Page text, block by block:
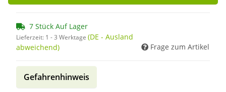
7 Stück Auf Lager
Lieferzeit: 1 - 3 Werktage (DE - Ausland
abweichend)
Frage zum Artikel
Gefahrenhinweis